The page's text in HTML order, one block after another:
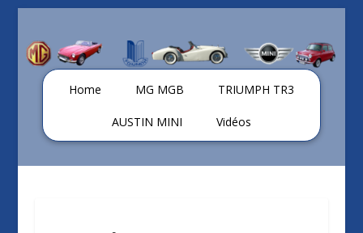
Home MG MGB TRIUMPH TR3
AUSTIN MINI Vidéos